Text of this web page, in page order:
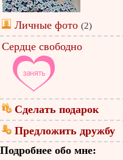
Личные фото (2)
Сердце свободно
Сделать подарок
Предложить дружбу
Подробнее обо мне: